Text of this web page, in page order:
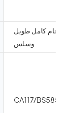
لحام كامل طويل
وسلس
CA117/BS5852